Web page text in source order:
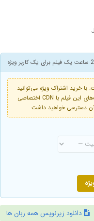
با خرید اشتراک ویژه می‌توانید
هر 2 ساعت یک‌بار درخواست همگام‌سازی لینک‌های این فیلم با CDN اختصاصی
آن دسترسی خواهید داشت
دانلود زیرنویس همه زبان ها